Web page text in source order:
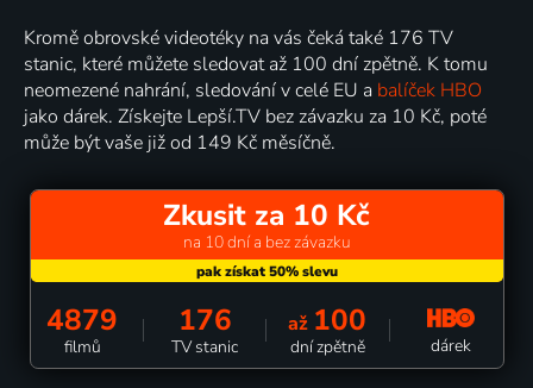
Kromě obrovské videotéky na vás čeká také 176 TV
stanic, které můžete sledovat až 100 dní zpětně. K tomu
neomezené nahrání, sledování v celé EU a balíček HBO
jako dárek. Získejte Lepší.TV bez závazku za 10 Kč, poté
může být vaše již od 149 Kč měsíčně.
Zkusit za 10 Kč
na 10 dní a bez závazku
4879
filmů
176
TV stanic
až 100
dní zpětně dárek